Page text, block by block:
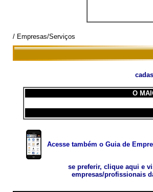
/ Empresas/Serviços
O
Acesse também o Guia de
se preferir, clique aqui e
empresas/profissionais